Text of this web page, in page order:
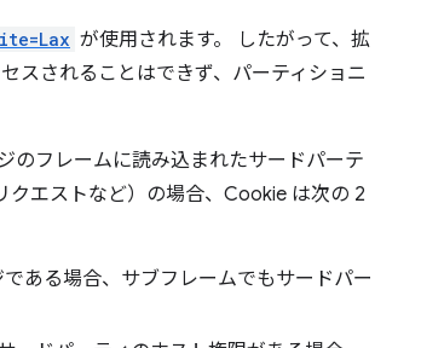
が使用されます。 したがって、拡
スされることはできず、パーティショニ
のフレームに読み込まれたサードパーテ
クエストなど）の場合、Cookie は次の 2
ある場合、サブフレームでもサードパー